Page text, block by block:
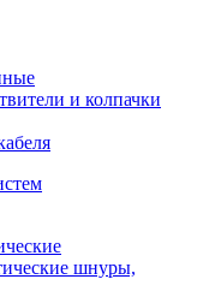
и колпачки
шнуры,